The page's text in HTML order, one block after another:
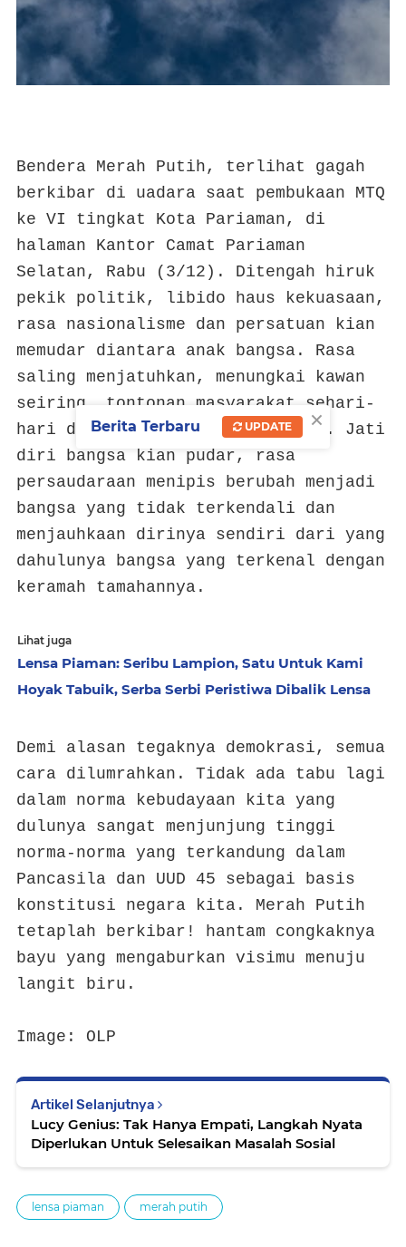
Bendera Merah Putih, terlihat gagah
berkibar di uadara saat pembukaan MTQ
ke VI tingkat Kota Pariaman, di
halaman Kantor Camat Pariaman
Selatan, Rabu (3/12). Ditengah hiruk
pekik politik, libido haus kekuasaan,
rasa nasionalisme dan persatuan kian
memudar diantara anak bangsa. Rasa
saling menjatuhkan, menungkai kawan
seiring, tontonan masyarakat sehari-
hari di pelbagai tayangan media. Jati
diri bangsa kian pudar, rasa
persaudaraan menipis berubah menjadi
bangsa yang tidak terkendali dan
menjauhkaan dirinya sendiri dari yang
dahulunya bangsa yang terkenal dengan
keramah tamahannya.
Lihat juga
Lensa Piaman: Seribu Lampion, Satu Untuk Kami
Hoyak Tabuik, Serba Serbi Peristiwa Dibalik Lensa
Demi alasan tegaknya demokrasi, semua
cara dilumrahkan. Tidak ada tabu lagi
dalam norma kebudayaan kita yang
dulunya sangat menjunjung tinggi
norma-norma yang terkandung dalam
Pancasila dan UUD 45 sebagai basis
konstitusi negara kita. Merah Putih
tetaplah berkibar! hantam congkaknya
bayu yang mengaburkan visimu menuju
langit biru.
Image: OLP
Artikel Selanjutnya
Lucy Genius: Tak Hanya Empati, Langkah Nyata
Diperlukan Untuk Selesaikan Masalah Sosial
lensa piaman merah putih
×
Berita Terbaru UPDATE